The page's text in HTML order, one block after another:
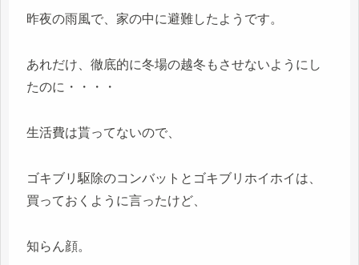
昨夜の雨風で、家の中に避難したようです。
あれだけ、徹底的に冬場の越冬もさせないようにし
たのに・・・・
生活費は貰ってないので、
ゴキブリ駆除のコンバットとゴキブリホイホイは、
買っておくように言ったけど、
知らん顔。